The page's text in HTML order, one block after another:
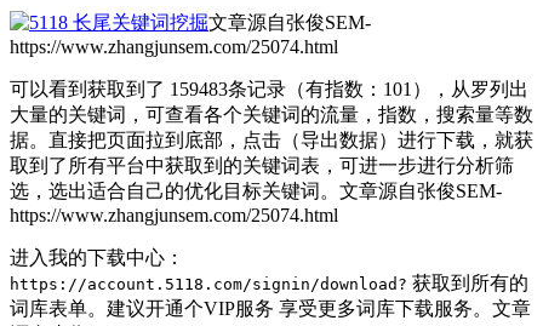
文章源自张俊SEM-
https://www.zhangjunsem.com/25074.html
可以看到获取到了 159483条记录（有指数：101），从罗列出
大量的关键词，可查看各个关键词的流量，指数，搜索量等数
据。直接把页面拉到底部，点击（导出数据）进行下载，就获
取到了所有平台中获取到的关键词表，可进一步进行分析筛
选，选出适合自己的优化目标关键词。 文章源自张俊SEM-
https://www.zhangjunsem.com/25074.html
进入我的下载中心：
https://account.5118.com/signin/download? 获取到所有的
词库表单。建议开通个VIP服务 享受更多词库下载服务。 文章